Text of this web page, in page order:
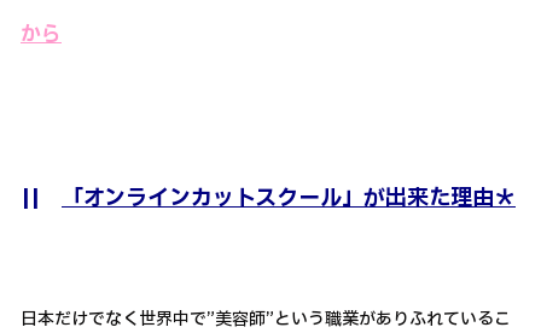
から
|| 「オンラインカットスクール」が出来た理由＊
日本だけでなく世界中で”美容師”という職業がありふれているこ